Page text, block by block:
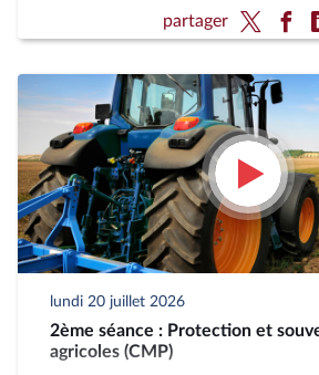
partager
lundi 20 juillet 2026
2ème séance : Protection et
agricoles (CMP)